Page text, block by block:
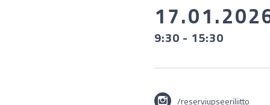
9:30 - 15:30
/reserviupseeriliitto